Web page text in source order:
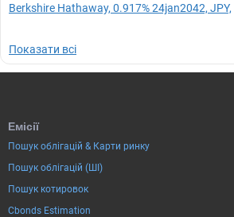
Berkshire Hathaway, 0.917% 24jan2042, JPY,
Показати всі
Емісії
Пошук облігацій & Карти ринку
Пошук облігацій (ШІ)
Пошук котировок
Cbonds Estimation